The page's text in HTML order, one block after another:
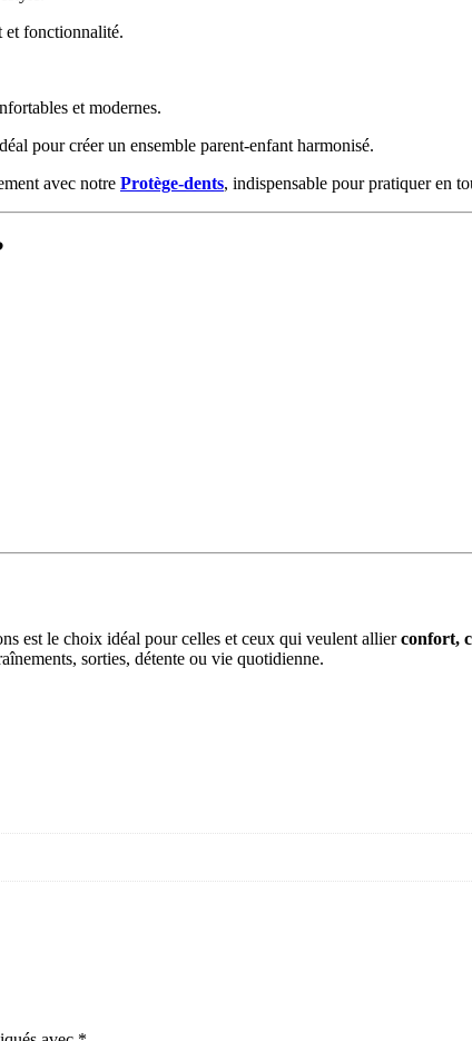
et fonctionnalité.
et modernes.
pour créer un ensemble parent-enfant harmonisé.
avec notre Protège-dents, indispensable pour pratiquer en
est le choix idéal pour celles et ceux qui veulent allierconfort,
sorties, détente ou vie quotidienne.